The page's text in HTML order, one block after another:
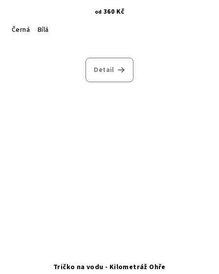
od 360 Kč
Černá
Bílá
Detail
Tričko na vodu - Kilometráž Ohře